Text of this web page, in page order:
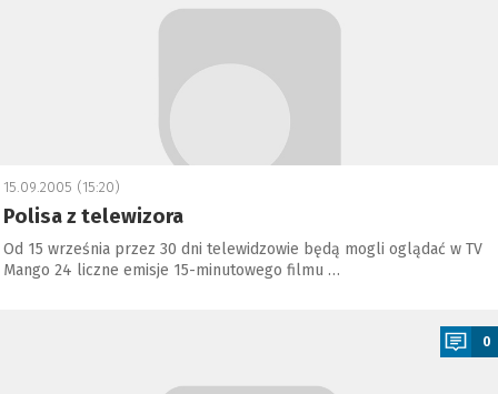
15.09.2005 (15:20)
Polisa z telewizora
Od 15 września przez 30 dni telewidzowie będą mogli oglądać w TV
Mango 24 liczne emisje 15-minutowego filmu …
0